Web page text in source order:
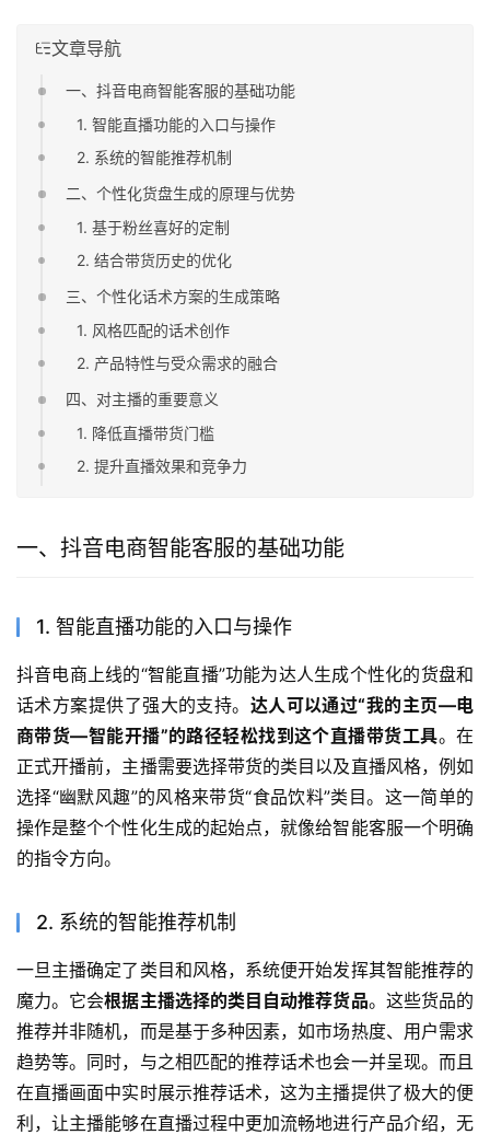
文章导航
一、抖音电商智能客服的基础功能
1. 智能直播功能的入口与操作
2. 系统的智能推荐机制
二、个性化货盘生成的原理与优势
1. 基于粉丝喜好的定制
2. 结合带货历史的优化
三、个性化话术方案的生成策略
1. 风格匹配的话术创作
2. 产品特性与受众需求的融合
四、对主播的重要意义
1. 降低直播带货门槛
2. 提升直播效果和竞争力
一、抖音电商智能客服的基础功能
1. 智能直播功能的入口与操作
抖音电商上线的“智能直播”功能为达人生成个性化的货盘和
话术方案提供了强大的支持。 达人可以通过“我的主页—电
商带货—智能开播”的路径轻松找到这个直播带货工具。在
正式开播前，主播需要选择带货的类目以及直播风格，例如
选择“幽默风趣”的风格来带货“食品饮料”类目。这一简单的
操作是整个个性化生成的起始点，就像给智能客服一个明确
的指令方向。
2. 系统的智能推荐机制
一旦主播确定了类目和风格，系统便开始发挥其智能推荐的
魔力。它会根据主播选择的类目自动推荐货品。这些货品的
推荐并非随机，而是基于多种因素，如市场热度、用户需求
趋势等。同时，与之相匹配的推荐话术也会一并呈现。而且
在直播画面中实时展示推荐话术，这为主播提供了极大的便
利，让主播能够在直播过程中更加流畅地进行产品介绍，无